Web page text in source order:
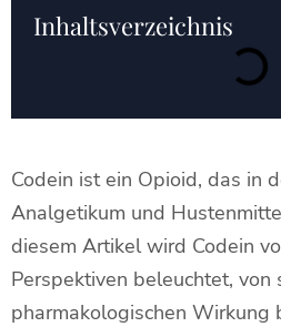
Inhaltsverzeichnis
Codein ist ein Opioid, das in
Analgetikum und
diesem Artikel wird Codein
Perspektiven beleuchtet, von
pharmakologischen Wirkung